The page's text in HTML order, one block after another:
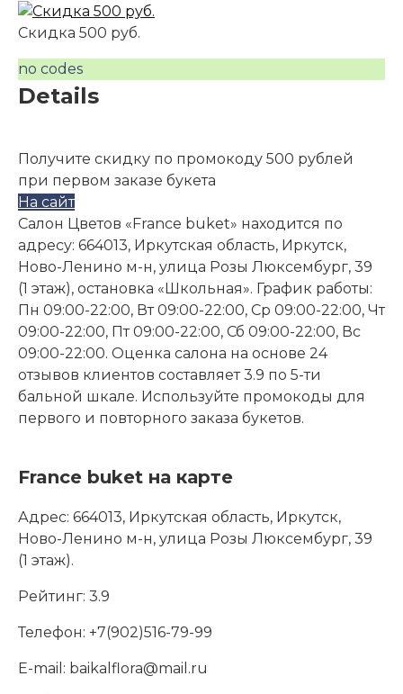
Скидка 500 руб.
no codes
Details
Получите скидку по промокоду 500 рублей
при первом заказе букета
На сайт
Салон Цветов «France buket» находится по
адресу: 664013, Иркутская область, Иркутск,
Ново-Ленино м-н, улица Розы Люксембург, 39
(1 этаж), остановка «Школьная». График работы:
Пн 09:00-22:00, Вт 09:00-22:00, Ср 09:00-22:00, Чт
09:00-22:00, Пт 09:00-22:00, Сб 09:00-22:00, Вс
09:00-22:00. Оценка салона на основе 24
отзывов клиентов составляет 3.9 по 5-ти
бальной шкале. Используйте промокоды для
первого и повторного заказа букетов.
France buket на карте
Адрес: 664013, Иркутская область, Иркутск,
Ново-Ленино м-н, улица Розы Люксембург, 39
(1 этаж).
Рейтинг: 3.9
Телефон: +7(902)516-79-99
E-mail: baikalflora@mail.ru